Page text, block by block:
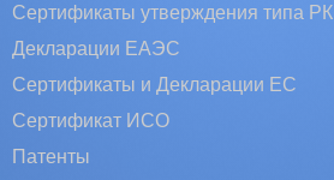
Сертификаты утверждения типа РК
Декларации ЕАЭС
Сертификаты и Декларации EC
Сертификат ИСО
Патенты